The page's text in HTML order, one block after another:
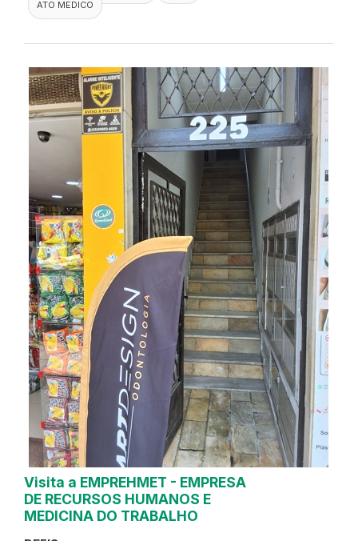
ATO MEDICO
Visita a EMPREHMET - EMPRESA
DE RECURSOS HUMANOS E
MEDICINA DO TRABALHO